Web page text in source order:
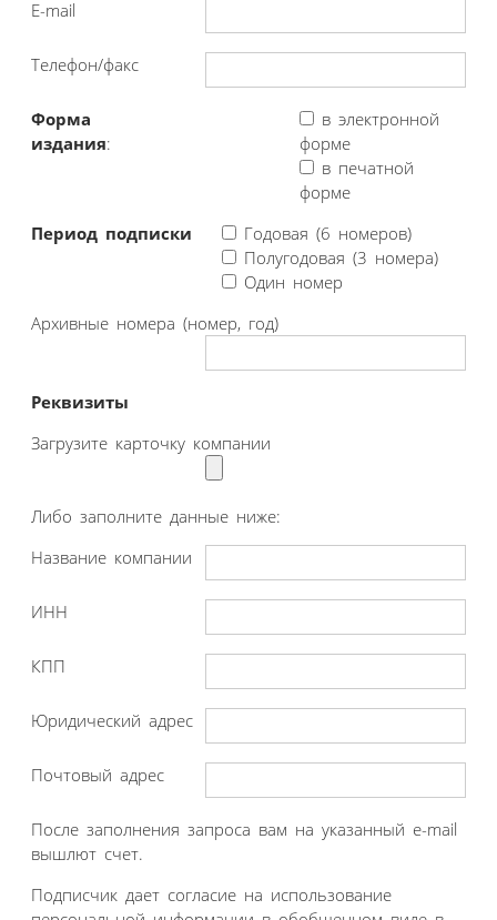
E-mail
Телефон/факс
Форма
издания:
в электронной
форме
в печатной
форме
Период подписки
Годовая (6 номеров)
Полугодовая (3 номера)
Один номер
Архивные номера (номер, год)
Реквизиты
Загрузите карточку компании
Либо заполните данные ниже:
Название компании
ИНН
КПП
Юридический адрес
Почтовый адрес
После заполнения запроса вам на указанный e-mail
вышлют счет.
Подписчик дает согласие на использование